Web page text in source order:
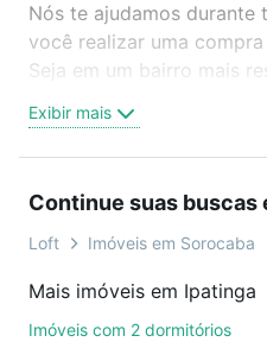
Nós te ajudamos durante
você realizar uma
Seja em um bairro mais
oferta ideal de Imóveis
Ipatinga, Sorocaba, SP
é grátis, sem
mais de 46 mil corretores
Como escolher um imóvel?
Exibir mais
Continue suas buscas
Loft Imóveis em Sorocaba
Mais imóveis em Ipatinga
Imóveis com 2 dormitórios